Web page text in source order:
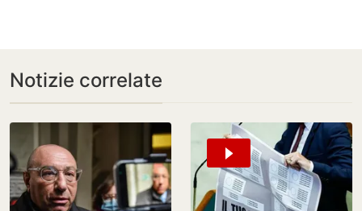
Notizie correlate